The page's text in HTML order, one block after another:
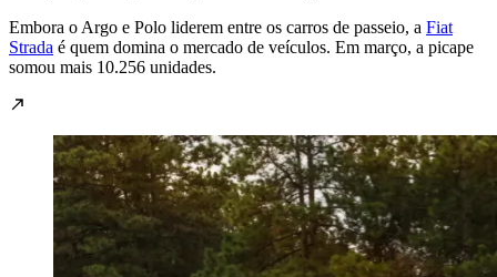
Embora o Argo e Polo liderem entre os carros de passeio, a Fiat
Strada é quem domina o mercado de veículos. Em março, a picape
somou mais 10.256 unidades.